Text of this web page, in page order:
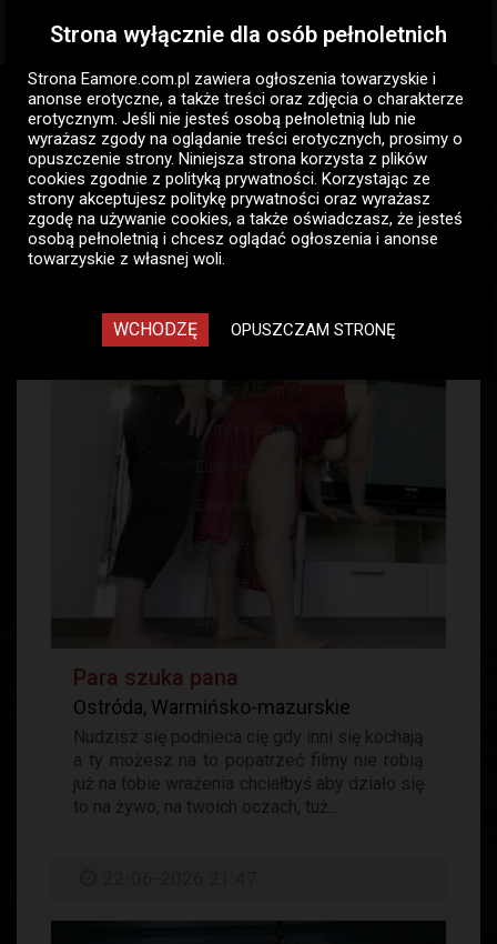
Eamore.com.pl Ogłoszenia par
Para szuka pana
Ostróda
Para szuka pana - ogłoszenia
towarzyskie par Ostróda
7
Para szuka pana
Ostróda, Warmińsko-mazurskie
Nudzisz się podnieca cię gdy inni się kochają
a ty możesz na to popatrzeć filmy nie robią
już na tobie wrażenia chciałbyś aby działo się
to na żywo, na twoich oczach, tuż...
Strona wyłącznie dla osób pełnoletnich
Strona Eamore.com.pl zawiera ogłoszenia towarzyskie i
anonse erotyczne, a także treści oraz zdjęcia o charakterze
erotycznym. Jeśli nie jesteś osobą pełnoletnią lub nie
wyrażasz zgody na oglądanie treści erotycznych, prosimy o
opuszczenie strony. Niniejsza strona korzysta z plików
cookies zgodnie z polityką prywatności. Korzystając ze
strony akceptujesz politykę prywatności oraz wyrażasz
zgodę na używanie cookies, a także oświadczasz, że jesteś
osobą pełnoletnią i chcesz oglądać ogłoszenia i anonse
towarzyskie z własnej woli.
WCHODZĘ OPUSZCZAM STRONĘ